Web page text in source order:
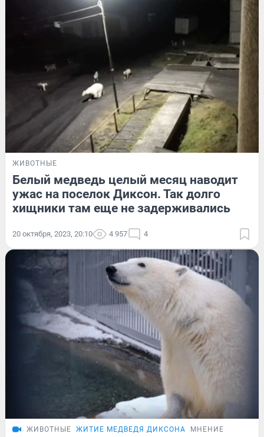
ЖИВОТНЫЕ
Белый медведь целый месяц наводит
ужас на поселок Диксон. Так долго
хищники там еще не задерживались
20 октября, 2023, 20:10 4 957 4
ЖИВОТНЫЕ ЖИТИЕ МЕДВЕДЯ ДИКСОНА МНЕНИЕ